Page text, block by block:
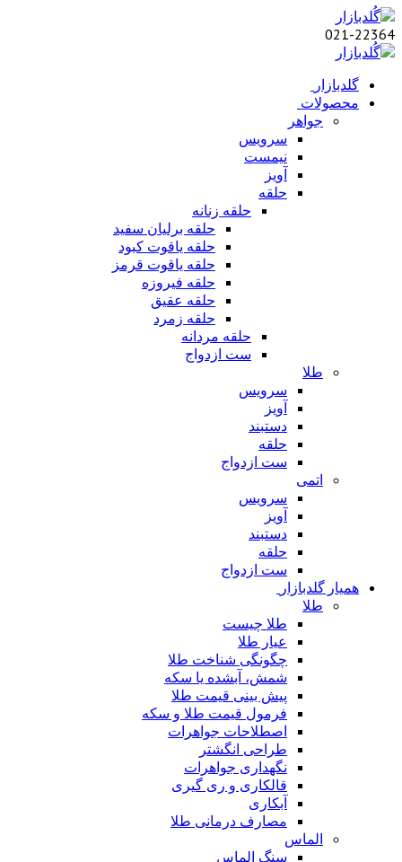
021-22364
گلدبازار
محصولات
جواهر
سرویس
نیمست
آویز
حلقه
حلقه زنانه
حلقه برلیان سفید
حلقه یاقوت کبود
حلقه یاقوت قرمز
حلقه فیروزه
حلقه عقیق
حلقه زمرد
حلقه مردانه
ست ازدواج
طلا
سرویس
آویز
دستبند
حلقه
ست ازدواج
اتمی
سرویس
آویز
دستبند
حلقه
ست ازدواج
همیار گلدبازار
طلا
طلا چیست
عیار طلا
چگونگی شناخت طلا
شمش، آبشده یا سکه
پیش بینی قیمت طلا
فرمول قیمت طلا و سکه
اصطلاحات جواهرات
طراحی انگشتر
نگهداری جواهرات
قالکاری و ری گیری
آبکاری
مصارف درمانی طلا
الماس
سنگ الماس